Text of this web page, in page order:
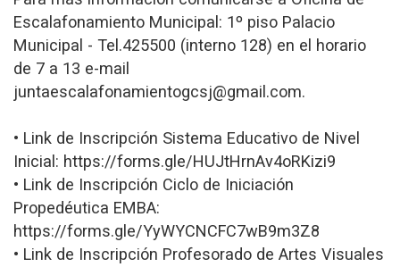
Escalafonamiento Municipal: 1º piso Palacio
Municipal - Tel.425500 (interno 128) en el horario
de 7 a 13 e-mail
juntaescalafonamientogcsj@gmail.com.
• Link de Inscripción Sistema Educativo de Nivel
Inicial: https://forms.gle/HUJtHrnAv4oRKizi9
• Link de Inscripción Ciclo de Iniciación
Propedéutica EMBA:
https://forms.gle/YyWYCNCFC7wB9m3Z8
• Link de Inscripción Profesorado de Artes Visuales